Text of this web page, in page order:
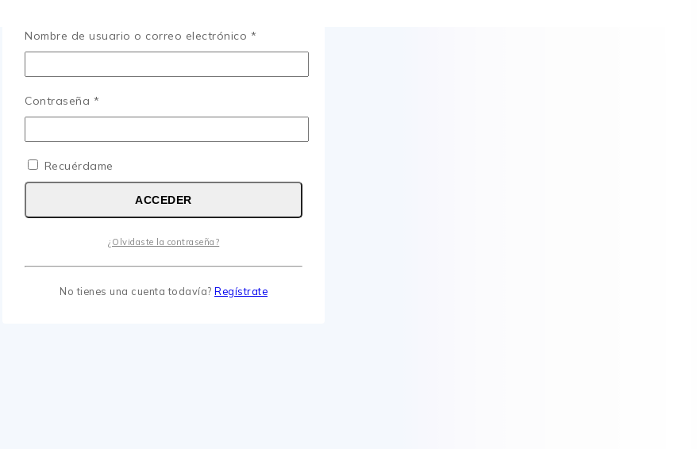
Nombre de usuario o correo electrónico *
Contraseña *
Recuérdame
ACCEDER
¿Olvidaste la contraseña?
No tienes una cuenta todavía? Regístrate